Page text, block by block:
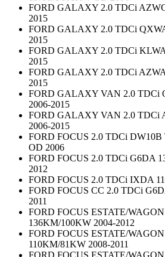
FORD GALAXY 2.0 TDCi
2015
FORD GALAXY 2.0 TDCi
2015
FORD GALAXY 2.0 TDCi
2015
FORD GALAXY 2.0 TDCi
2015
FORD GALAXY VAN 2.0 TDCi
2006-2015
FORD GALAXY VAN 2.0 TDCi
2006-2015
FORD FOCUS 2.0 TDCi
OD 2006
FORD FOCUS 2.0 TDCi G6DA
2012
FORD FOCUS 2.0 TDCi IXDA
FORD FOCUS CC 2.0 TDCi
2011
FORD FOCUS ESTATE/
136KM/100KW 2004-2012
FORD FOCUS ESTATE/
110KM/81KW 2008-2011
FORD FOCUS ESTATE/